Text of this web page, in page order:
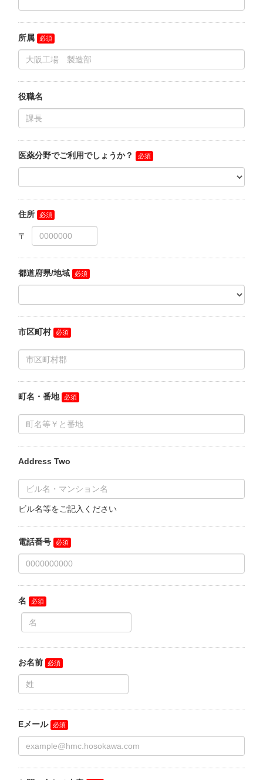
サステナビリティ
採用情報
会社情報
お問い合わせ